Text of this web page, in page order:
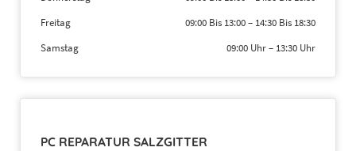
Freitag
09:00 Bis 13:00– 14:30 Bis 18:30
Samstag
09:00 Uhr– 13:30 Uhr
PC REPARATUR SALZGITTER